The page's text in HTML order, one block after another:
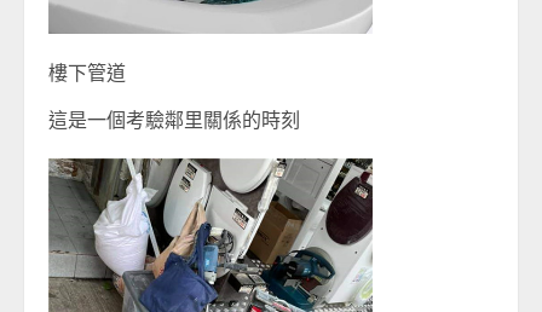
樓下管道
這是一個考驗鄰里關係的時刻